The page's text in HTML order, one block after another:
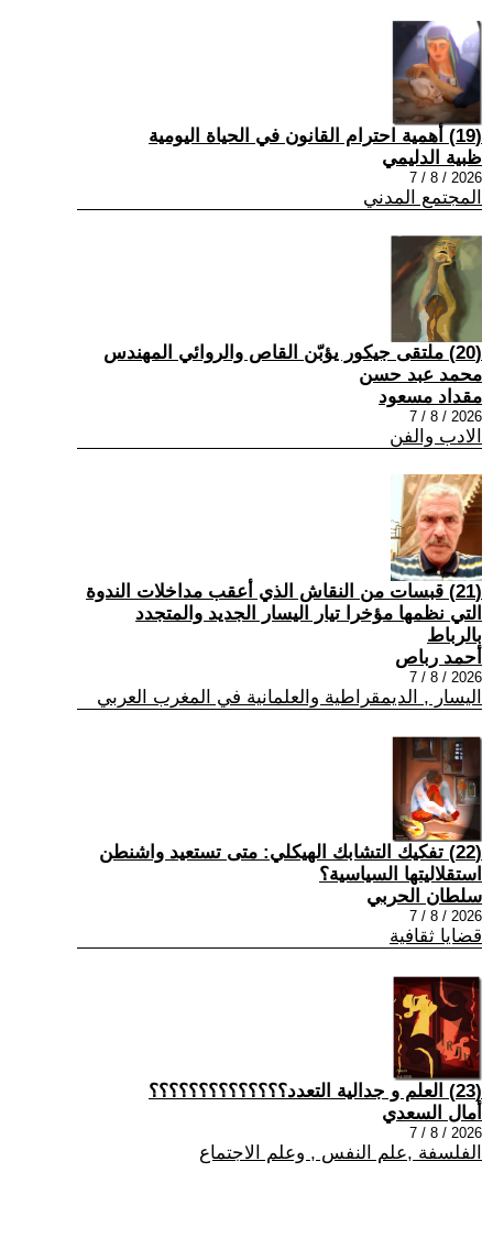
(19) أهمية احترام القانون في الحياة اليومية
ظبية الدليمي
2026 / 8 / 7
المجتمع المدني
(20) ملتقى جيكور يؤبّن القاص والروائي المهندس
محمد عبد حسن
مقداد مسعود
2026 / 8 / 7
الادب والفن
(21) قبسات من النقاش الذي أعقب مداخلات الندوة
التي نظمها مؤخرا تيار اليسار الجديد والمتجدد
بالرباط
أحمد رباص
2026 / 8 / 7
اليسار , الديمقراطية والعلمانية في المغرب العربي
(22) تفكيك التشابك الهيكلي: متى تستعيد واشنطن
استقلاليتها السياسية؟
سلطان الحربي
2026 / 8 / 7
قضايا ثقافية
(23) العلم و جدالية التعدد؟؟؟؟؟؟؟؟؟؟؟؟؟؟
أمال السعدي
2026 / 8 / 7
الفلسفة ,علم النفس , وعلم الاجتماع